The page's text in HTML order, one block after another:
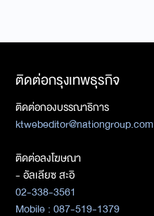
ติดต่อกรุงเทพธุรกิจ
ติดต่อกองบรรณาธิการ
ktwebeditor@nationgroup.com
ติดต่อลงโฆษณา
- อัลเลียซ สะอิ
02-338-3561
Mobile : 087-519-1379